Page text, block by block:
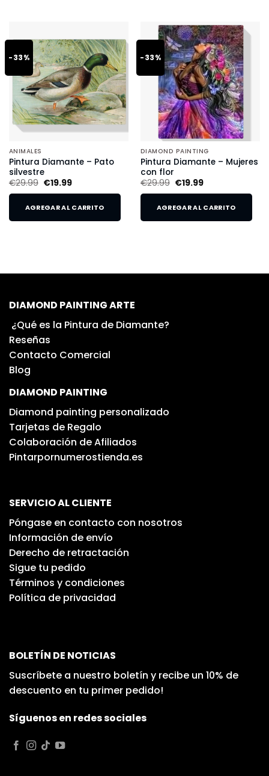
-33%
ANIMALES
Pintura Diamante – Pato
silvestre
€29.99 €19.99
AGREGAR AL CARRITO
-33%
DIAMOND PAINTING
Pintura Diamante – Mujeres
con flor
€29.99 €19.99
AGREGAR AL CARRITO
DIAMOND PAINTING ARTE
¿Qué es la Pintura de Diamante?
Reseñas
Contacto Comercial
Blog
DIAMOND PAINTING
Diamond painting personalizado
Tarjetas de Regalo
Colaboración de Afiliados
Pintarpornumerostienda.es
SERVICIO AL CLIENTE
Póngase en contacto con nosotros
Información de envío
Derecho de retractación
Sigue tu pedido
Términos y condiciones
Política de privacidad
BOLETÍN DE NOTICIAS
Suscríbete a nuestro boletín y recibe un 10% de
descuento en tu primer pedido!
Síguenos en redes sociales